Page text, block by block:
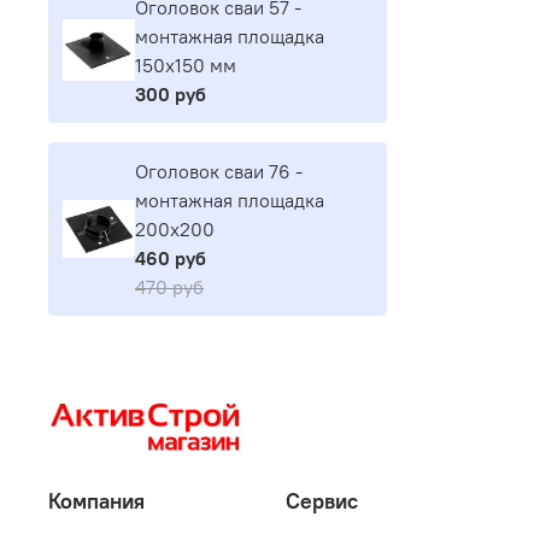
Оголовок сваи 57 -
монтажная площадка
150х150 мм
300 руб
Оголовок сваи 76 -
монтажная площадка
200х200
460 руб
470 руб
Компания Сервис